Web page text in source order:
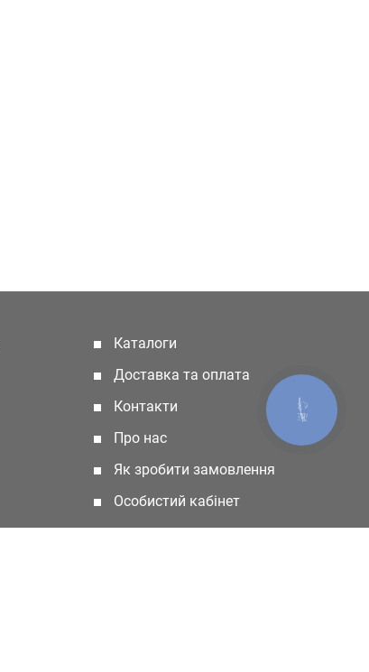
Каталоги
Доставка та оплата
Контакти
Про нас
Як зробити замовлення
Особистий кабінет
КНОПКА
ЗВ'ЯЗКУ